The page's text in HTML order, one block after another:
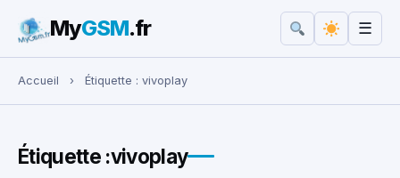
Rechercher :
MyGSM.fr ☰
Accueil › Étiquette : vivoplay
Étiquette :vivoplay